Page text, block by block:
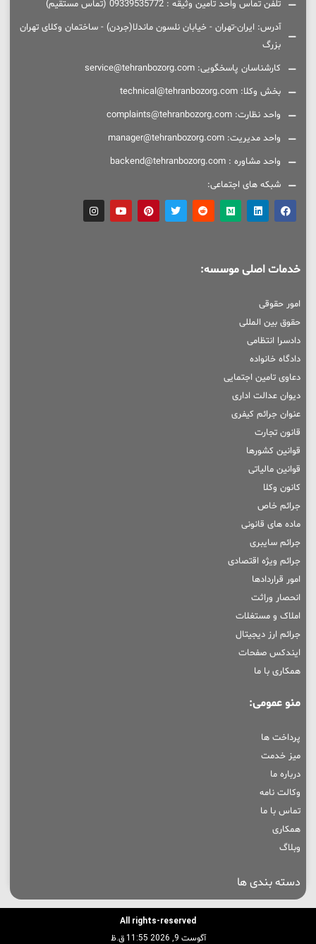
تلفن تماس واحد تامین وثیقه : 09339535772 (تماس مستقیم)
آدرس: ایران-تهران - خیابان نلسون ماندلا(جردن) - ساختمان وکلای تهران
بزرگ
کارشناسان پاسخگویی: service@tehranbozorg.com
بخش وکلا: technical@tehranbozorg.com
واحد نظارت: complaints@tehranbozorg.com
واحد مدیریت: manager@tehranbozorg.com
واحد مشاوره : backend@tehranbozorg.com
شبکه های اجتماعی:
خدمات اصلی موسسه:
امور حقوقی
حقوق بین المللی
دادسرا انتظامی
دادگاه خانواده
دعاوی تامین اجتمایی
دیوان عدالت اداری
عنوان جرائم کیفری
قانون تجارت
قوانین کشورها
قوانین مالیاتی
کانون وکلا
جرائم خاص
ماده های قانونی
جرائم سایبری
جرائم ویژه اقتصادی
امور قراردادها
انحصار وراثت
املاک و مستغلات
جرائم ارز دیجیتال
ایندکس صفحات
همکاری با ما
منو عمومی:
پرداخت ها
میز خدمت
درباره ما
وکالت نامه
تماس با ما
همکاری
وبلاگ
دسته بندی ها
All rights-reserved
آگوست 9, 2026 11:55 ق.ظ